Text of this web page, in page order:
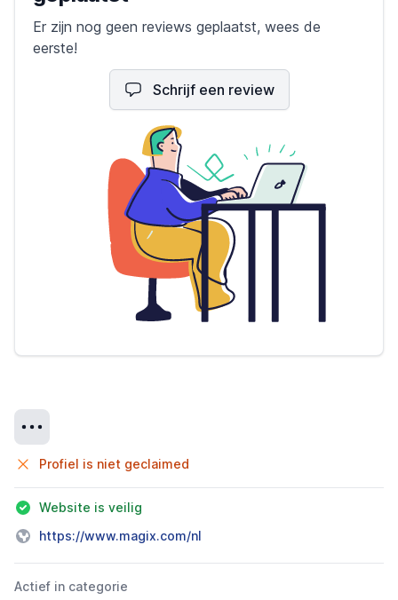
Er zijn nog geen reviews geplaatst, wees de
eerste!
Schrijf een review
Profiel is niet geclaimed
Website is veilig
https://www.magix.com/nl
Actief in categorie